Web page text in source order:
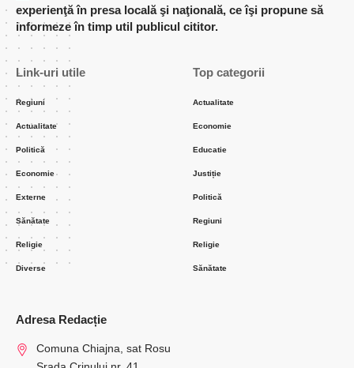
experienţă în presa locală şi naţională, ce îşi propune să
informeze în timp util publicul cititor.
Link-uri utile
Regiuni
Actualitate
Politică
Economie
Externe
Sănătate
Religie
Diverse
Top categorii
Actualitate
Economie
Educatie
Justiție
Politică
Regiuni
Religie
Sănătate
Adresa Redacție
Comuna Chiajna, sat Rosu